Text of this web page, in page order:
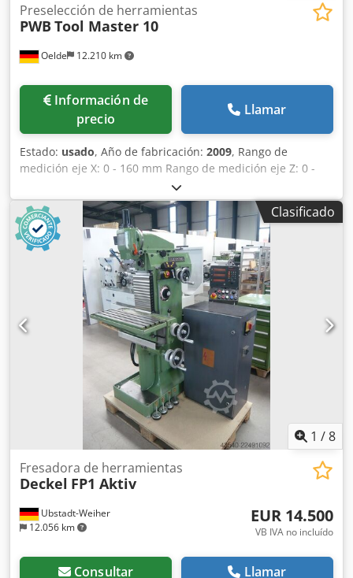
Oelde 12.210 km
Preselección de herramientas
PWB Tool Master 10
Información de
precio
Llamar
Estado: usado, Año de fabricación: 2009, Rango de
medición eje X: 0 - 160 mm Rango de medición eje Z: 0 -
300 mm Portaherramientas: SK 40 / BT 40 Resolución:
0,001 mm Temperatura ambiente: 0 - 45 °C Espacio
requerido: aprox. 0,60 x 0,50 x 0,85 m Peso: aprox. 60 kg
Presetter de herramientas Cjdpfjzrzqfex Aliorf PWB - Tool
Master 10 - incluye electrónica de medición TC100
Clasificado
1 /8
Ubstadt-Weiher
12.056 km
Fresadora de herramientas
Deckel FP1 Aktiv
EUR 14.500
VB IVA no incluído
Consultar Llamar